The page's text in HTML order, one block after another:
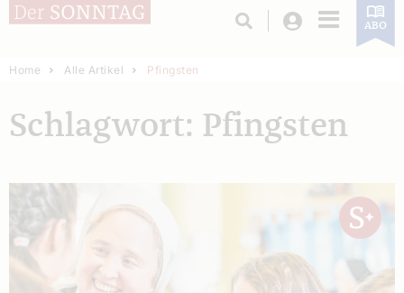
Login ABO
Home Alle Artikel Pfingsten
Schlagwort: Pfingsten